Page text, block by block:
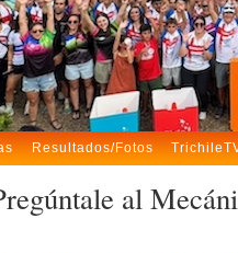
Resultados/Fotos
al